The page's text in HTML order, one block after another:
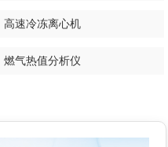
高速冷冻离心机
燃气热值分析仪